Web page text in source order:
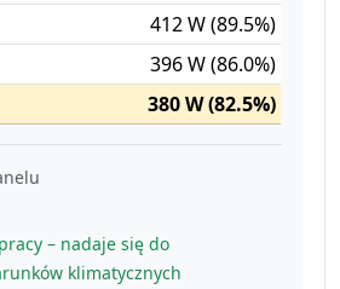
412 W (89.5%)
396 W (86.0%)
380 W (82.5%)
– nadaje się do
klimatycznych